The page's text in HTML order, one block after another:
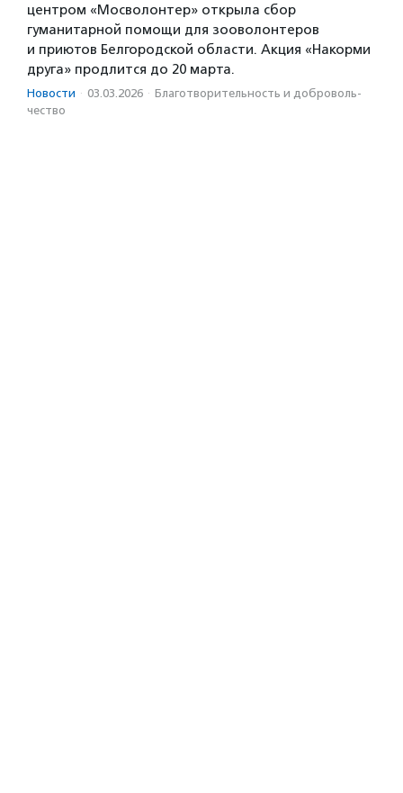
центром «Мосволонтер» открыла сбор
гуманитарной помощи для зооволонтеров
и приютов Белгородской области. Акция «Накорми
друга» продлится до 20 марта.
Новости · 03.03.2026 · Благотвори­тель­ность и доброволь­
чест­во